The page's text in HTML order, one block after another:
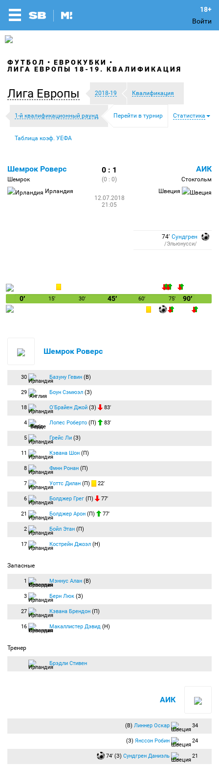
Войти
ФУТБОЛ
ЕВРОКУБКИ
ЛИГА ЕВРОПЫ 18-19. КВАЛИФИКАЦИЯ
Лига Европы 2018-19 Квалификация
1-й квалификационный раунд Перейти в турнир Статистика
Таблица коэф. УЕФА
Шемрок Роверс
Шемрок
Ирландия
0 : 1
(0 : 0)
12.07.2018
21:05
АИК
Стокгольм
Швеция
74′ Сундгрен
/Эльюнусси/
0′ 15′ 30′ 45′ 60′ 75′ 90′
Шемрок Роверс
30 Базуну Гевин (В)
29 Боун Сэмюэл (З)
18 О'Брайен Джой (З) 83′
4 Лопес Роберто (П) 83′
5 Грейс Ли (З)
11 Кэвана Шон (П)
8 Финн Ронан (П)
7 Уоттс Дилан (П) 22′
6 Болджер Грег (П) 77′
21 Болджер Арон (П) 77′
2 Бойл Этан (П)
17 Кострейн Джоэл (Н)
Запасные
1 Мэннус Алан (В)
3 Берн Люк (З)
27 Кэвана Брендон (П)
16 Макаллистер Дэвид (Н)
Тренер
Брэдли Стивен
АИК
(В) Линнер Оскар 34
(З) Янссон Робин 24
74′ (З) Сундгрен Даниэль 21